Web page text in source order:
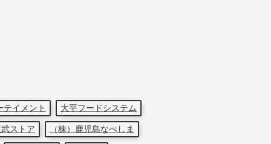
イメント
大平フードシステム
ストア
（株）鹿児島なべしま